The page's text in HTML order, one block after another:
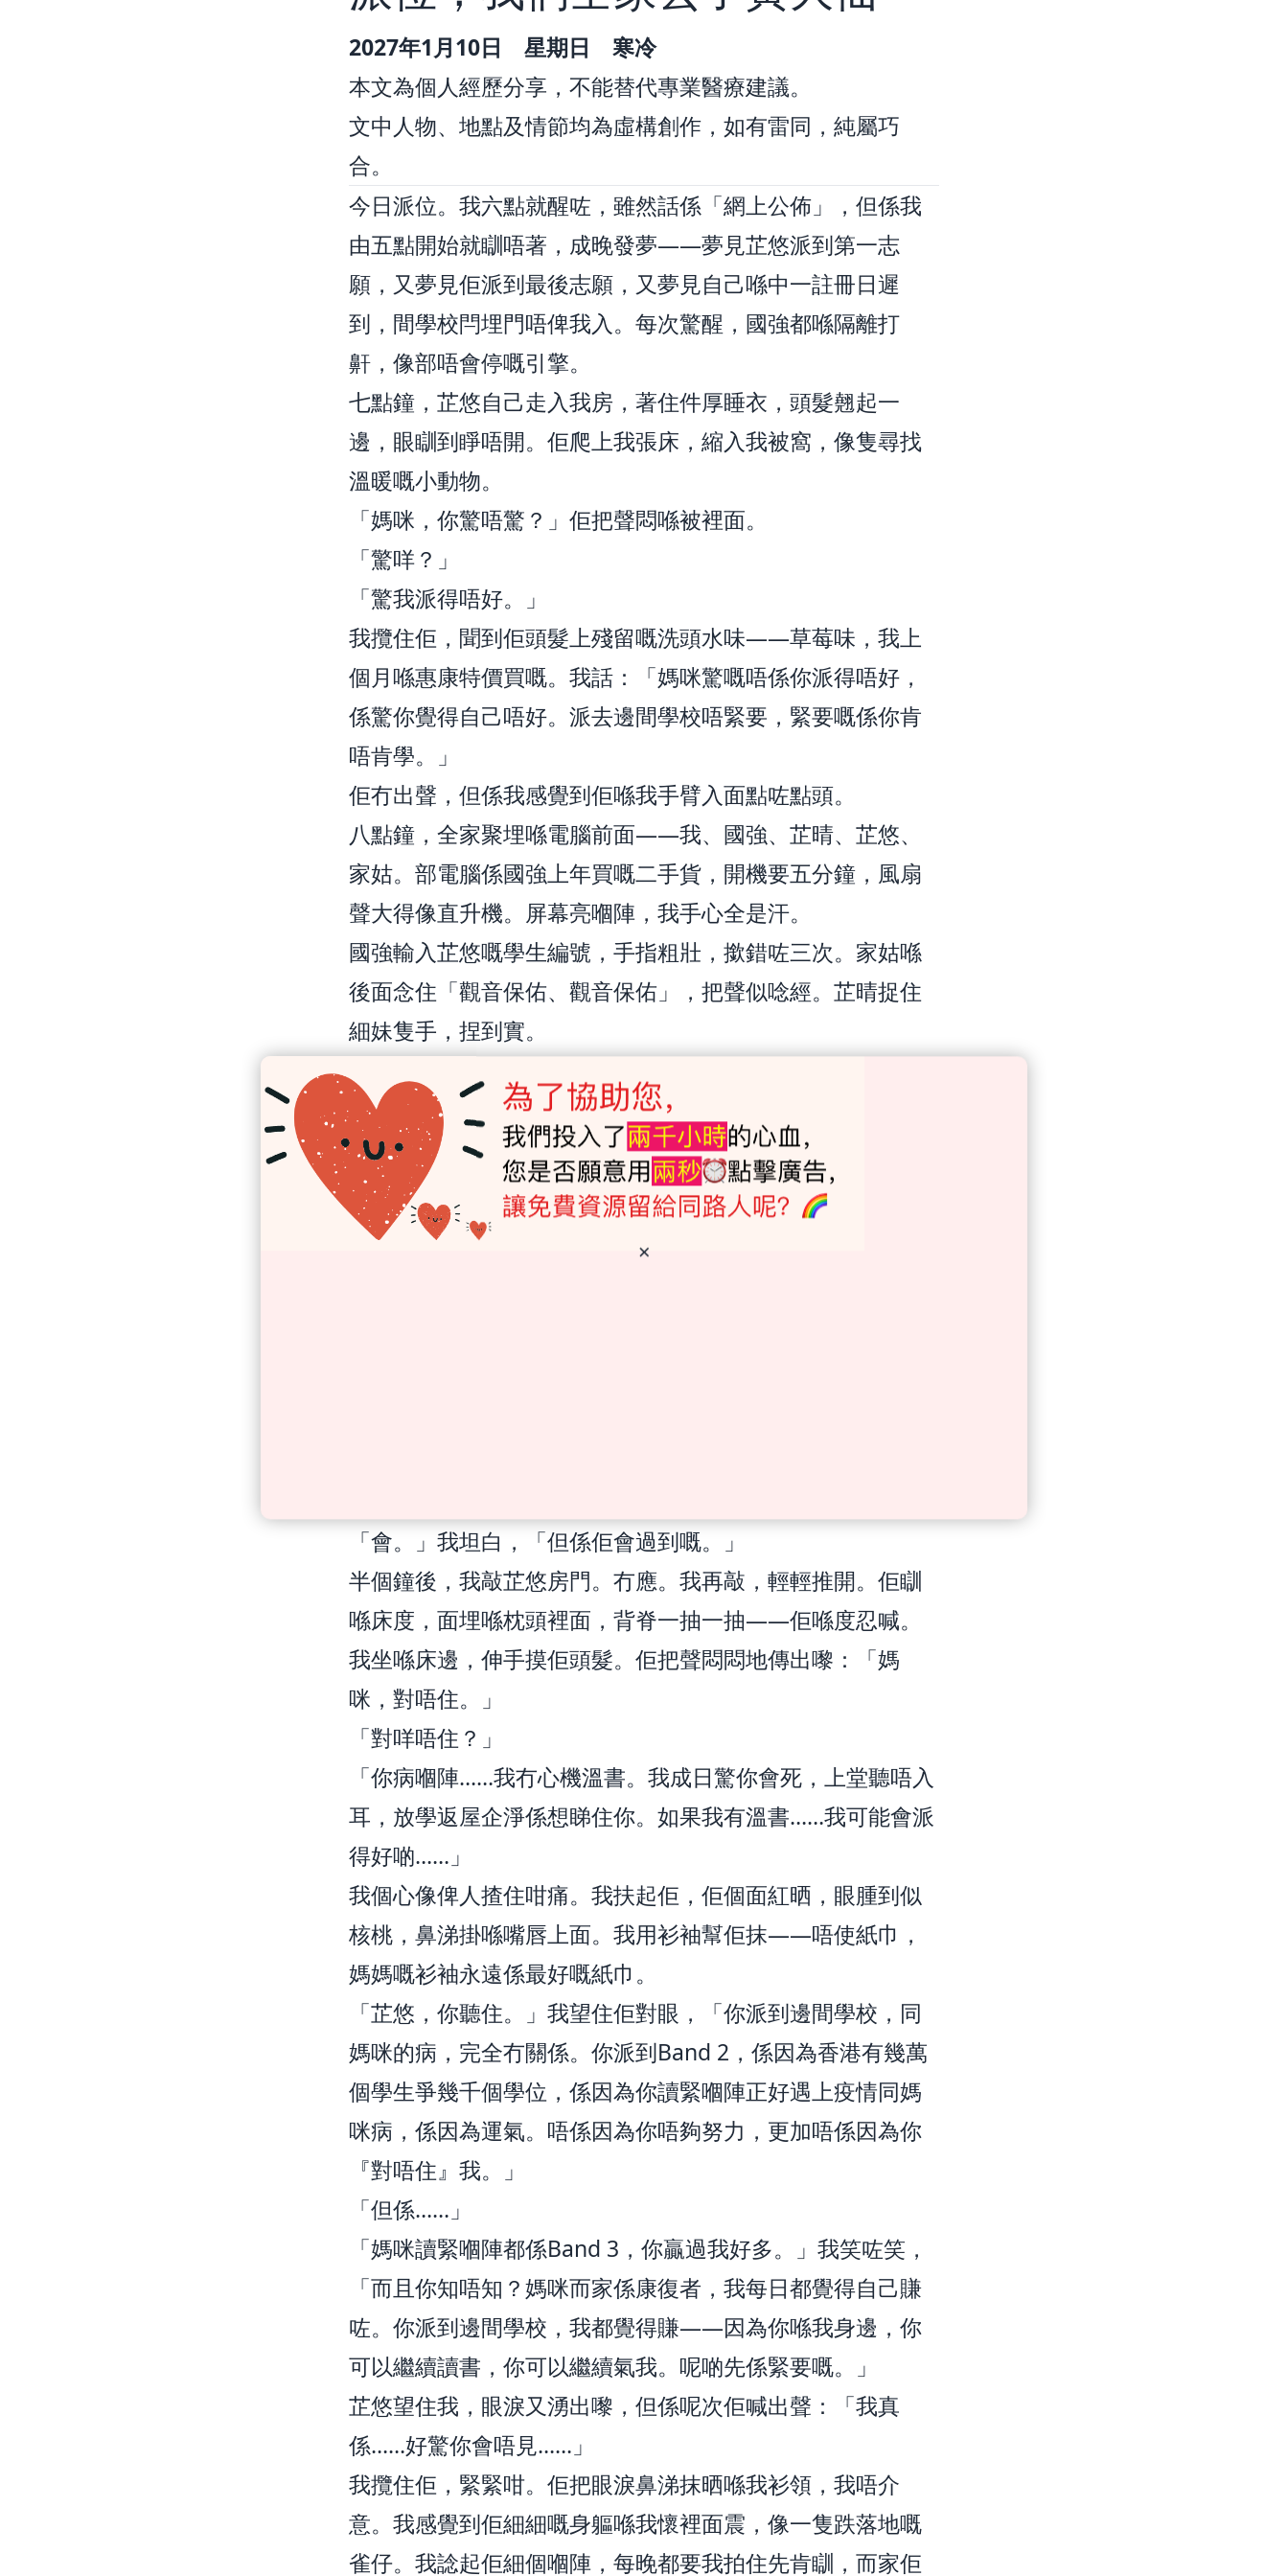
2027年1月10日 星期日 寒冷
本文為個人經歷分享，不能替代專業醫療建議。
文中人物、地點及情節均為虛構創作，如有雷同，純屬巧
合。
今日派位。我六點就醒咗，雖然話係「網上公佈」，但係我
由五點開始就瞓唔著，成晚發夢——夢見芷悠派到第一志
願，又夢見佢派到最後志願，又夢見自己喺中一註冊日遲
到，間學校閂埋門唔俾我入。每次驚醒，國強都喺隔離打
鼾，像部唔會停嘅引擎。
七點鐘，芷悠自己走入我房，著住件厚睡衣，頭髮翹起一
邊，眼瞓到睜唔開。佢爬上我張床，縮入我被窩，像隻尋找
溫暖嘅小動物。
「媽咪，你驚唔驚？」佢把聲悶喺被裡面。
「驚咩？」
「驚我派得唔好。」
我攬住佢，聞到佢頭髮上殘留嘅洗頭水味——草莓味，我上
個月喺惠康特價買嘅。我話：「媽咪驚嘅唔係你派得唔好，
係驚你覺得自己唔好。派去邊間學校唔緊要，緊要嘅係你肯
唔肯學。」
佢冇出聲，但係我感覺到佢喺我手臂入面點咗點頭。
八點鐘，全家聚埋喺電腦前面——我、國強、芷晴、芷悠、
家姑。部電腦係國強上年買嘅二手貨，開機要五分鐘，風扇
聲大得像直升機。屏幕亮嗰陣，我手心全是汗。
國強輸入芷悠嘅學生編號，手指粗壯，撳錯咗三次。家姑喺
後面念住「觀音保佑、觀音保佑」，把聲似唸經。芷晴捉住
細妹隻手，捏到實。
「沙田官立中學」。
Band 2中學。唔係芷悠填嘅第一志願，都唔係第二、第三。
係第四志願。
房間靜咗。電腦風扇繼續嗡嗡轉，樓下傳來垃圾車倒垃圾嘅
巨響，「轟隆轟隆」，然後遠去。
「會。」我坦白，「但係佢會過到嘅。」
半個鐘後，我敲芷悠房門。冇應。我再敲，輕輕推開。佢瞓
喺床度，面埋喺枕頭裡面，背脊一抽一抽——佢喺度忍喊。
我坐喺床邊，伸手摸佢頭髮。佢把聲悶悶地傳出嚟：「媽
咪，對唔住。」
「對咩唔住？」
「你病嗰陣……我冇心機溫書。我成日驚你會死，上堂聽唔入
耳，放學返屋企淨係想睇住你。如果我有溫書……我可能會派
得好啲……」
我個心像俾人揸住咁痛。我扶起佢，佢個面紅晒，眼腫到似
核桃，鼻涕掛喺嘴唇上面。我用衫袖幫佢抹——唔使紙巾，
媽媽嘅衫袖永遠係最好嘅紙巾。
「芷悠，你聽住。」我望住佢對眼，「你派到邊間學校，同
媽咪的病，完全冇關係。你派到Band 2，係因為香港有幾萬
個學生爭幾千個學位，係因為你讀緊嗰陣正好遇上疫情同媽
咪病，係因為運氣。唔係因為你唔夠努力，更加唔係因為你
『對唔住』我。」
「但係……」
「媽咪讀緊嗰陣都係Band 3，你贏過我好多。」我笑咗笑，
「而且你知唔知？媽咪而家係康復者，我每日都覺得自己賺
咗。你派到邊間學校，我都覺得賺——因為你喺我身邊，你
可以繼續讀書，你可以繼續氣我。呢啲先係緊要嘅。」
芷悠望住我，眼淚又湧出嚟，但係呢次佢喊出聲：「我真
係……好驚你會唔見……」
我攬住佢，緊緊咁。佢把眼淚鼻涕抹晒喺我衫領，我唔介
意。我感覺到佢細細嘅身軀喺我懷裡面震，像一隻跌落地嘅
雀仔。我諗起佢細個嗰陣，每晚都要我拍住先肯瞓，而家佢
×